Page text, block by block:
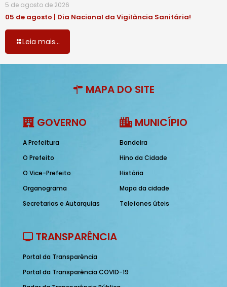
5 de agosto de 2026
05 de agosto | Dia Nacional da Vigilância Sanitária!
Leia mais...
MAPA DO SITE
GOVERNO
A Prefeitura
O Prefeito
O Vice-Prefeito
Organograma
Secretarias e Autarquias
MUNICÍPIO
Bandeira
Hino da Cidade
História
Mapa da cidade
Telefones úteis
TRANSPARÊNCIA
Portal da Transparência
Portal da Transparência COVID-19